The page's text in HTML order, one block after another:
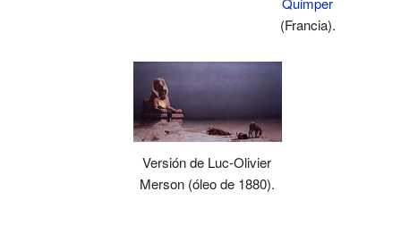
(Francia).
Versión de Luc-Olivier
Merson (óleo de 1880).